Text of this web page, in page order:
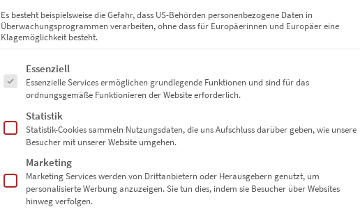
€24,90–
Es besteht beispielsweise die Gefahr, dass US-Behörden personenbezogene Daten in
Überwachungsprogrammen verarbeiten, ohne dass für Europäerinnen und Europäer eine
Klagemöglichkeit besteht.
Es folgt eine Liste der Service-Gruppen, für die eine Einwilligung erteilt
Essenziell
Essenzielle Services ermöglichen grundlegende Funktionen und sind für das
ordnungsgemäße Funktionieren der Website erforderlich.
Statistik
Statistik-Cookies sammeln Nutzungsdaten, die uns Aufschluss darüber geben, wie unsere
Besucher mit unserer Website umgehen.
Marketing
Marketing Services werden von Drittanbietern oder Herausgebern genutzt, um
personalisierte Werbung anzuzeigen. Sie tun dies, indem sie Besucher über Websites
hinweg verfolgen.